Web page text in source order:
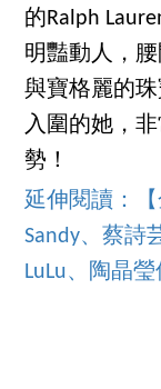
的Ralph
明豔動人，
與寶格麗的
入圍的她，
勢！
延伸閱讀：【
Sandy、蔡詩
LuLu、陶晶